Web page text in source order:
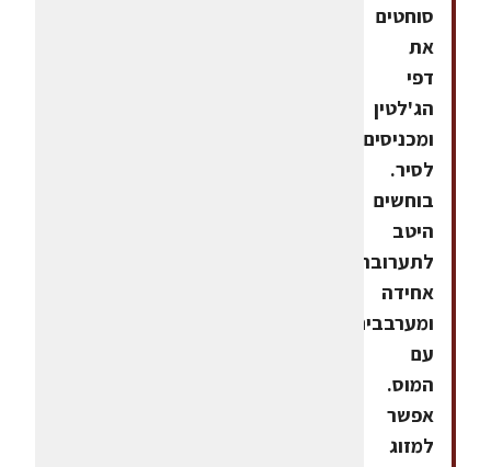
סוחטים
את
דפי
הג'לטין
ומכניסים
לסיר.
בוחשים
היטב
לתערובת
אחידה
ומערבבים
עם
המוס.
אפשר
למזוג